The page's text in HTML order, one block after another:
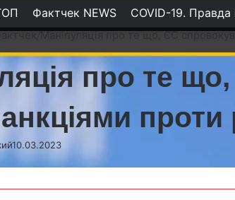
Фактчек NEWS COVID-19. Правда
/Маніпуляція про те що, ЄС
про те
проти
10.03.2023